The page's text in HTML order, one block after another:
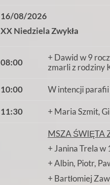
16/08/2026
XX Niedziela Zwykła
08:00
+ Dawid w 9
zmarli z rodziny
10:00 W intencji parafii
11:30 + Maria Szmit,
MSZA ŚWIĘTA
+ Janina Trela w
+ Albin, Piotr,
+ Bartłomiej